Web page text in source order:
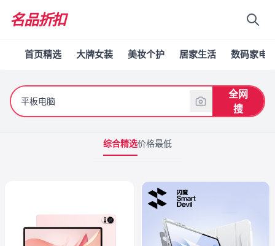
名品折扣
首页精选 大牌女装 美妆个护 居家生活 数码家电
全网
搜
综合精选价格最低